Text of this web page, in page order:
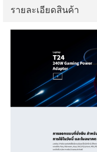
รายละเอียดสินค้า